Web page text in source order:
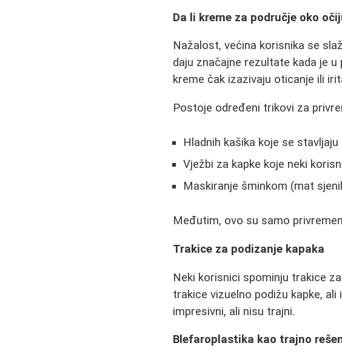
Da li kreme za područje oko
Nažalost, većina korisnika se
daju značajne rezultate kada je u
kreme čak izazivaju oticanje ili
Postoje određeni trikovi za
Hladnih kašika koje se stavljaju
Vježbi za kapke koje neki
Maskiranje šminkom (mat
Međutim, ovo su samo
Trakice za podizanje kapaka
Neki korisnici spominju trakice
trakice vizuelno podižu kapke,
impresivni, ali nisu trajni.
Blefaroplastika kao trajno